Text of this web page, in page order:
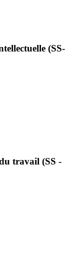
(SS-
travail (SS -